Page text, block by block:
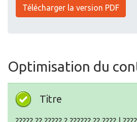
Télécharger la version PDF
Optimisation du
Titre